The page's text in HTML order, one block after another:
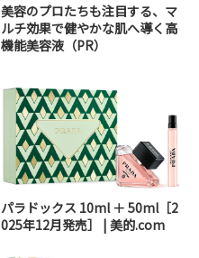
美容のプロたちも注目する、マ
ルチ効果で健やかな肌へ導く高
機能美容液（PR）
パラドックス 10ml ＋ 50ml［2
025年12月発売］ | 美的.com